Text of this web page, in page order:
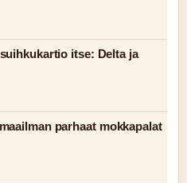
itse: Delta ja
parhaat mokkapalat